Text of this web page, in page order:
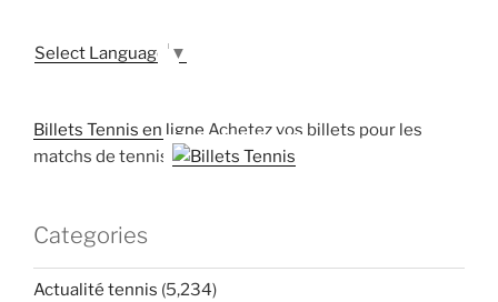
Select Language ▼
Billets Tennis en ligne Achetez vos billets pour les
matchs de tennis
Categories
Actualité tennis (5,234)